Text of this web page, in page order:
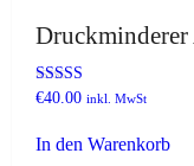
Bewertet
von 5
€40.00 inkl. MwSt
In den Warenkorb